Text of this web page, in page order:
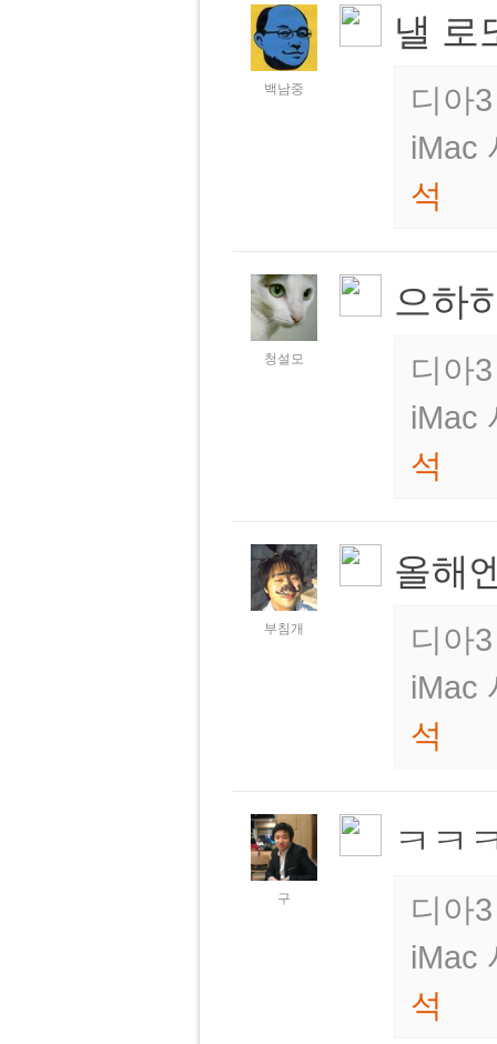
백남중
낼 로
디아
iMac
석
청설모
으하
디아
iMac
석
부침개
올해
디아
iMac
석
구
ㅋㅋ
디아
iMac
석